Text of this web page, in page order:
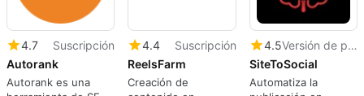
4.7
Suscripción
Autorank
Autorank es una
4.4
Suscripción
ReelsFarm
Creación de
4.5
Versión de prueba
SiteToSocial
Automatiza la